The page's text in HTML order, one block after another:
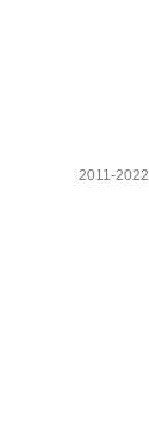
2011-2022